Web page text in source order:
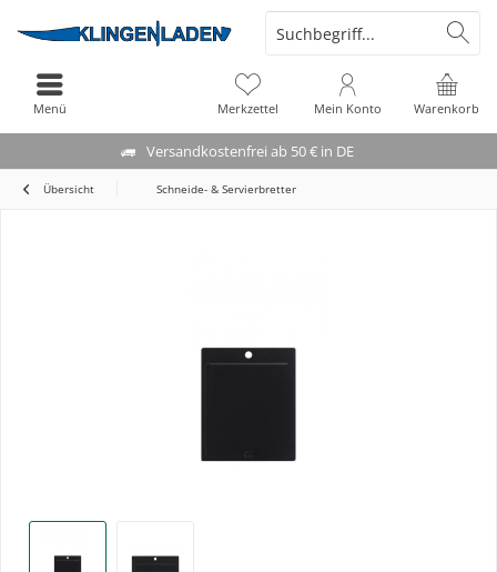
Versandkostenfrei ab 50 € in DE
Warenkorb
Merkzettel Mein Konto
Menü
Übersicht Schneide- & Servierbretter